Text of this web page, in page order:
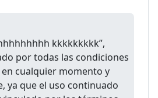
kkkkkkkkk”,
por todas las condiciones
cualquier momento y
ya que el uso continuado